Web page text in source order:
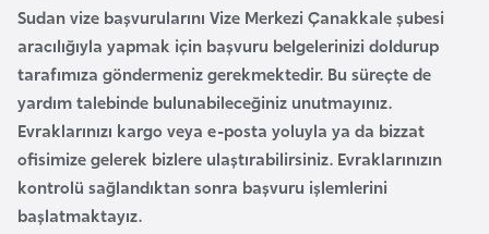
Sudan vize başvurularını Vize Merkezi Çanakkaleşubesi
aracılığıyla yapmak için başvuru belgelerinizi doldurup
tarafımıza göndermeniz gerekmektedir. Bu süreçte de
yardım talebinde bulunabileceğiniz unutmayınız.
Evraklarınızı kargo veya e-posta yoluyla ya da bizzat
ofisimize gelerek bizlere ulaştırabilirsiniz. Evraklarınızın
kontrolü sağlandıktan sonra başvuru işlemlerini
başlatmaktayız.
m
h
u
r
i
y
e
t